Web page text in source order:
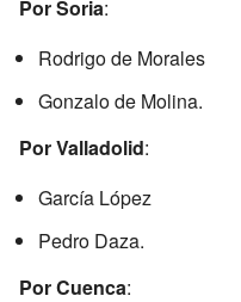
Por Soria:
Rodrigo de Morales
Gonzalo de Molina.
Por Valladolid:
García López
Pedro Daza.
Por Cuenca: